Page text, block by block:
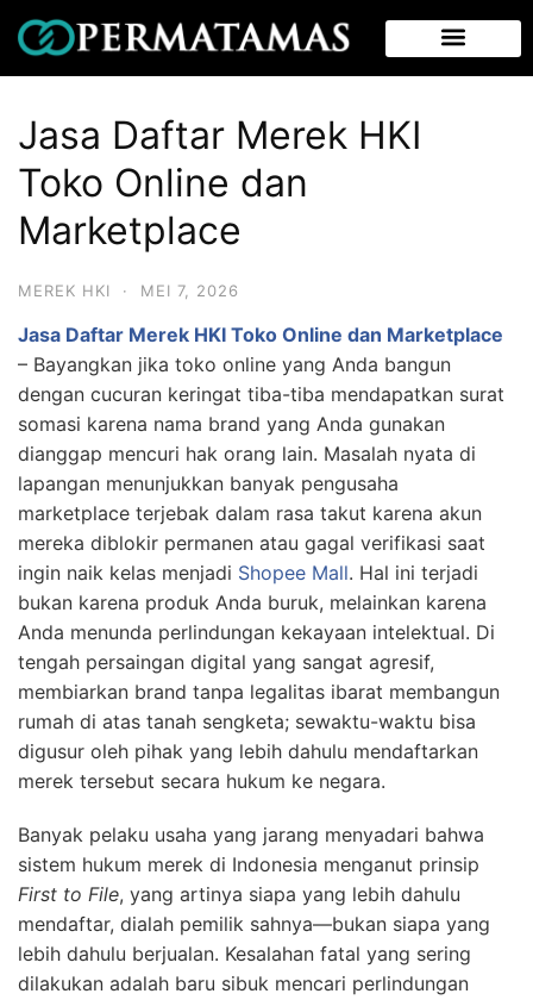
Jasa Daftar Merek HKI
Toko Online dan
Marketplace
MEREK HKI · MEI 7, 2026
Jasa Daftar Merek HKI Toko Online dan Marketplace
– Bayangkan jika toko online yang Anda bangun
dengan cucuran keringat tiba-tiba mendapatkan surat
somasi karena nama brand yang Anda gunakan
dianggap mencuri hak orang lain. Masalah nyata di
lapangan menunjukkan banyak pengusaha
marketplace terjebak dalam rasa takut karena akun
mereka diblokir permanen atau gagal verifikasi saat
ingin naik kelas menjadi Shopee Mall. Hal ini terjadi
bukan karena produk Anda buruk, melainkan karena
Anda menunda perlindungan kekayaan intelektual. Di
tengah persaingan digital yang sangat agresif,
membiarkan brand tanpa legalitas ibarat membangun
rumah di atas tanah sengketa; sewaktu-waktu bisa
digusur oleh pihak yang lebih dahulu mendaftarkan
merek tersebut secara hukum ke negara.
Banyak pelaku usaha yang jarang menyadari bahwa
sistem hukum merek di Indonesia menganut prinsip
First to File, yang artinya siapa yang lebih dahulu
mendaftar, dialah pemilik sahnya—bukan siapa yang
lebih dahulu berjualan. Kesalahan fatal yang sering
dilakukan adalah baru sibuk mencari perlindungan